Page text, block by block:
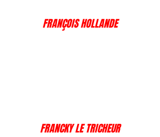
FRANÇOIS HOLLANDE
FRANCKY LE TRICHEUR